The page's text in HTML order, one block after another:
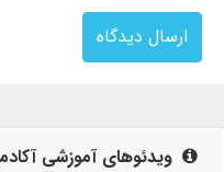
ارسال دیدگاه
ویدئوهای آموزشی آکادمی